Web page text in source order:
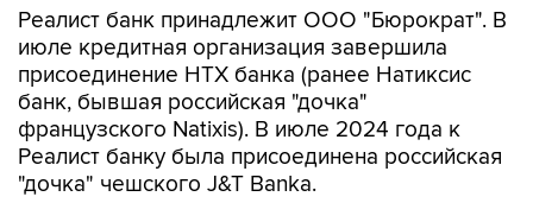
Реалист банк принадлежит ООО "Бюрократ". В
июле кредитная организация завершила
присоединение НТХ банка (ранее Натиксис
банк, бывшая российская "дочка"
французского Natixis). В июле 2024 года к
Реалист банку была присоединена российская
"дочка" чешского J&T Banka.